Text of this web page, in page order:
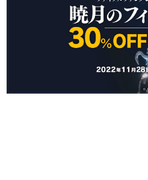
ルを網羅するほか、開
解説を掲載。約20年の
若ゲのいたり〜ゲ
『うつヌケ』『ペンと
一先生によるゲーム業
なんでゲームは面